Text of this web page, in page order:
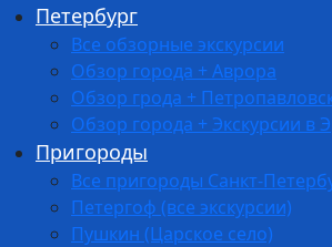
Петербург
Все обзорные экскурсии
Обзор города + Аврора
Обзор грода +
Обзор города + Экскурсии в
Пригороды
Все пригороды Санкт-
Петергоф (все экскурсии)
Пушкин (Царское село)